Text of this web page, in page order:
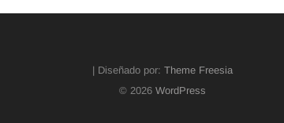
| Diseñado por: Theme Freesia
© 2026 WordPress